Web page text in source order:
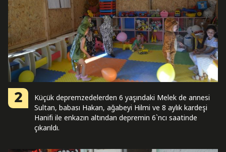
2
Küçük depremzedelerden 6 yaşındaki Melek de annesi
Sultan, babası Hakan, ağabeyi Hilmi ve 8 aylık kardeşi
Hanifi ile enkazın altından depremin 6`ncı saatinde
çıkarıldı.